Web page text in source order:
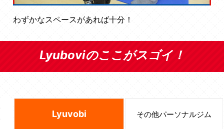
わずかなスペースがあれば十分！
Lyuboviのここがスゴイ！
Lyuvobi その他パーソナルジム